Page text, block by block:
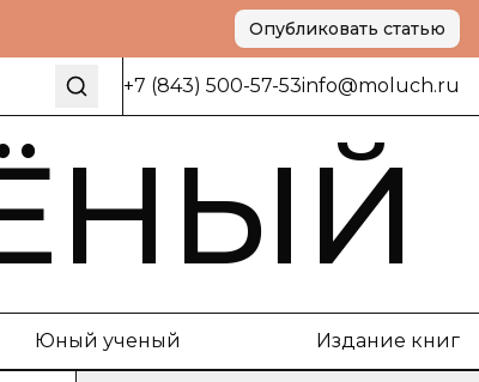
Опубликовать статью
+7 (843) 500-57-53info@moluch.ru
Юный ученый Издание книг